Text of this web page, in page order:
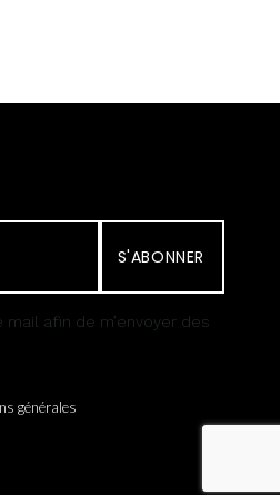
S'ABONNER
mail afin de m’envoyer des
générales